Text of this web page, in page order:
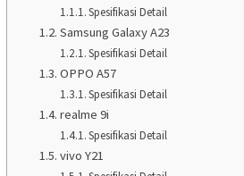
Spesifikasi Detail
Samsung Galaxy A23
Spesifikasi Detail
OPPO A57
Spesifikasi Detail
realme 9i
Spesifikasi Detail
vivo Y21